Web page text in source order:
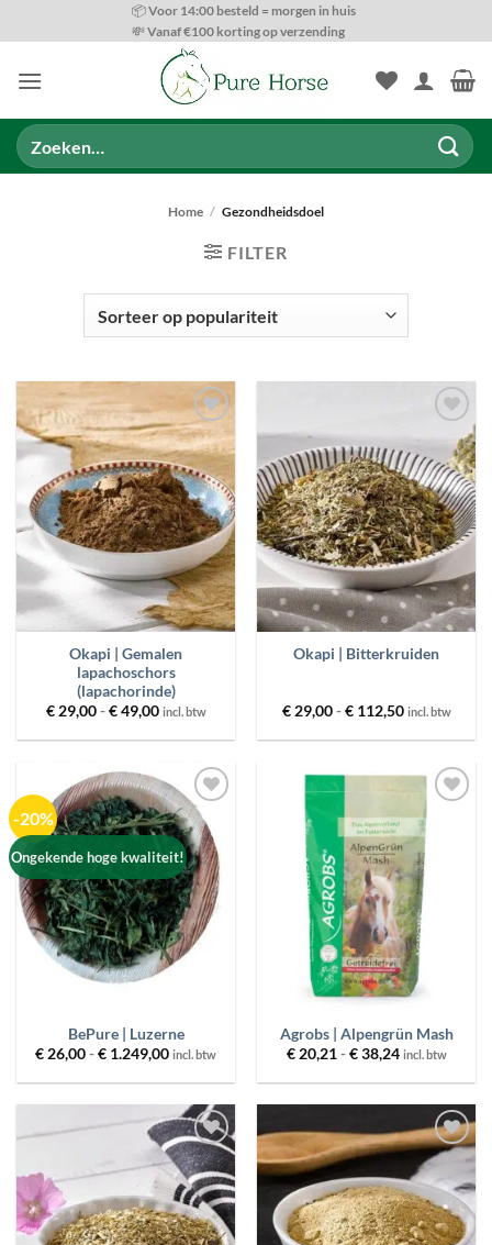
naar
📦 Voor 14:00 besteld = morgen in huis
💸 Vanaf €100 korting op verzending
Zoeken
naar:
Home / Gezondheidsdoel
FILTER
PRODUCT CATEGORIEËN
BESCHIKBAARHEID
PRODUCT GEWICHT
MERKEN
FILTER RESET
Toevoegen
aan
wenslijst
Okapi | Gemalen
lapachoschors
(lapachorinde)
€29,00 - €49,00Prijsklasse:
tot
incl. btw
Toevoegen
wenslijst
Okapi | Bitterkruiden
€29,00 - €112,50Prijsklasse:
tot
incl. btw
-20%
Ongekende hoge kwaliteit!
Toevoegen
aan
wenslijst
BePure | Luzerne
€26,00-€ 1.249,00Prijsklasse:
tot
incl. btw
Toevoegen
aan
Agrobs | Alpengrün Mash
€20,21 - €38,24Prijsklasse:
tot
incl. btw
Toevoegen
aan
wenslijst
Toevoegen
aan
wenslijst